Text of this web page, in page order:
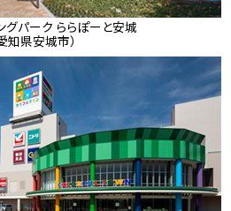
グパーク ららぽーと安城
愛知県安城市）